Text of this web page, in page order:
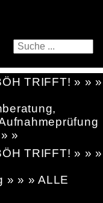
TRIFFT! » » »
»
TRIFFT! » » »
» » » ALLE